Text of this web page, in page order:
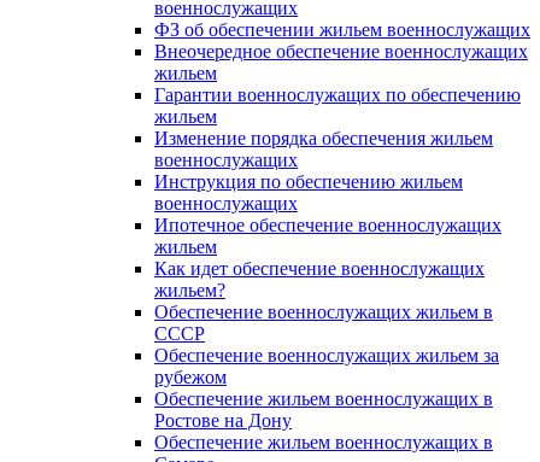
военнослужащих
ФЗ об обеспечении жильем военнослужащих
Внеочередное обеспечение военнослужащих
жильем
Гарантии военнослужащих по обеспечению
жильем
Изменение порядка обеспечения жильем
военнослужащих
Инструкция по обеспечению жильем
военнослужащих
Ипотечное обеспечение военнослужащих
жильем
Как идет обеспечение военнослужащих
жильем?
Обеспечение военнослужащих жильем в
СССР
Обеспечение военнослужащих жильем за
рубежом
Обеспечение жильем военнослужащих в
Ростове на Дону
Обеспечение жильем военнослужащих в